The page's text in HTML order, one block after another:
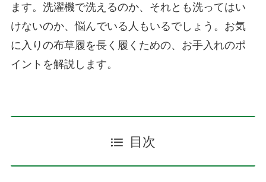
ます。洗濯機で洗えるのか、それとも洗ってはい
けないのか、悩んでいる人もいるでしょう。お気
に入りの布草履を長く履くための、お手入れのポ
イントを解説します。
目次